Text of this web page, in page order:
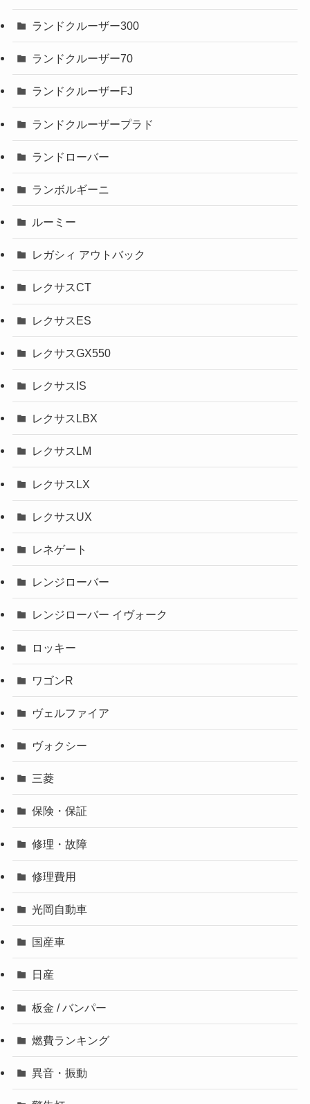
ランドクルーザー300
ランドクルーザー70
ランドクルーザーFJ
ランドクルーザープラド
ランドローバー
ランボルギーニ
ルーミー
レガシィ アウトバック
レクサスCT
レクサスES
レクサスGX550
レクサスIS
レクサスLBX
レクサスLM
レクサスLX
レクサスUX
レネゲート
レンジローバー
レンジローバー イヴォーク
ロッキー
ワゴンR
ヴェルファイア
ヴォクシー
三菱
保険・保証
修理・故障
修理費用
光岡自動車
国産車
日産
板金 / バンパー
燃費ランキング
異音・振動